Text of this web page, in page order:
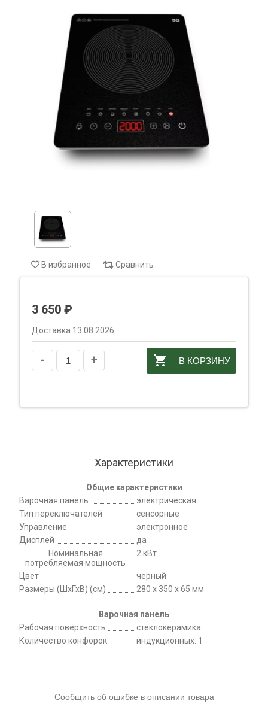
В избранное Сравнить
3 650 ₽
Доставка 13.08.2026
- + В КОРЗИНУ
Характеристики
Общие характеристики
Варочная панель
электрическая
Тип переключателей
сенсорные
Управление
электронное
Дисплей
да
Номинальная
потребляемая мощность
2 кВт
Цвет
черный
Размеры (ШхГхВ) (см)
280 х 350 х 65 мм
Варочная панель
Рабочая поверхность
стеклокерамика
Количество конфорок
индукционных: 1
Сообщить об ошибке в описании товара